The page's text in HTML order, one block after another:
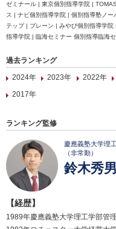
ゼミナール | 東京個別指導学院 |
ス | ナビ個別指導学院 | 個別指導塾ノ
テップ | ブレーン | みやび個別指導学
指導学院 | 臨海セミナー 個別指導臨海
過去ランキング
2024年
2023年 2022年
2017年
ランキング監修
慶應義塾大学理
（非常勤）
鈴木秀男
【経歴】
1989年慶應義塾大学理工学部管